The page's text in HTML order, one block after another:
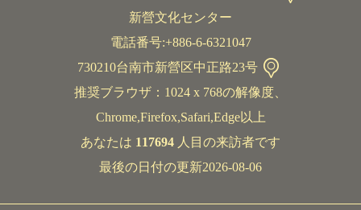
新營文化センター
電話番号:+886-6-6321047
730210台南市新營区中正路23号
推奨ブラウザ：1024 x 768の解像度、
Chrome,Firefox,Safari,Edge以上
あなたは 117694 人目の来訪者です
最後の日付の更新2026-08-06